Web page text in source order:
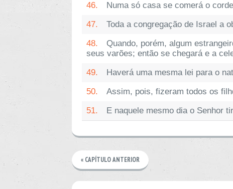
46.
Numa só casa se comerá o
47.
Toda a congregação de Israel a
48.
Quando, porém, algum
seus varões; então se chegará e a
49.
Haverá uma mesma lei para o
50.
Assim, pois, fizeram todos os
51.
E naquele mesmo dia o Senhor
« CAPÍTULO ANTERIOR